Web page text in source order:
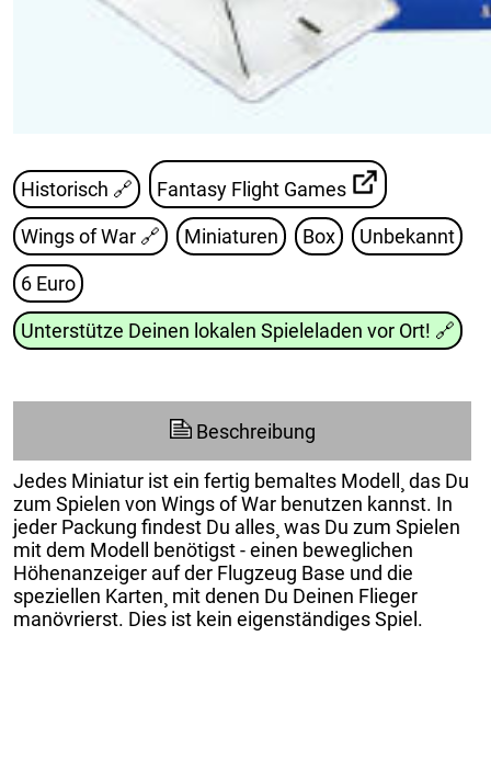
Historisch 🔗 Fantasy Flight Games
Wings of War 🔗 Miniaturen Box Unbekannt
6 Euro
Unterstütze Deinen lokalen Spieleladen vor Ort! 🔗
Beschreibung
Jedes Miniatur ist ein fertig bemaltes Modell¸ das Du
zum Spielen von Wings of War benutzen kannst. In
jeder Packung findest Du alles¸ was Du zum Spielen
mit dem Modell benötigst - einen beweglichen
Höhenanzeiger auf der Flugzeug Base und die
speziellen Karten¸ mit denen Du Deinen Flieger
manövrierst. Dies ist kein eigenständiges Spiel.